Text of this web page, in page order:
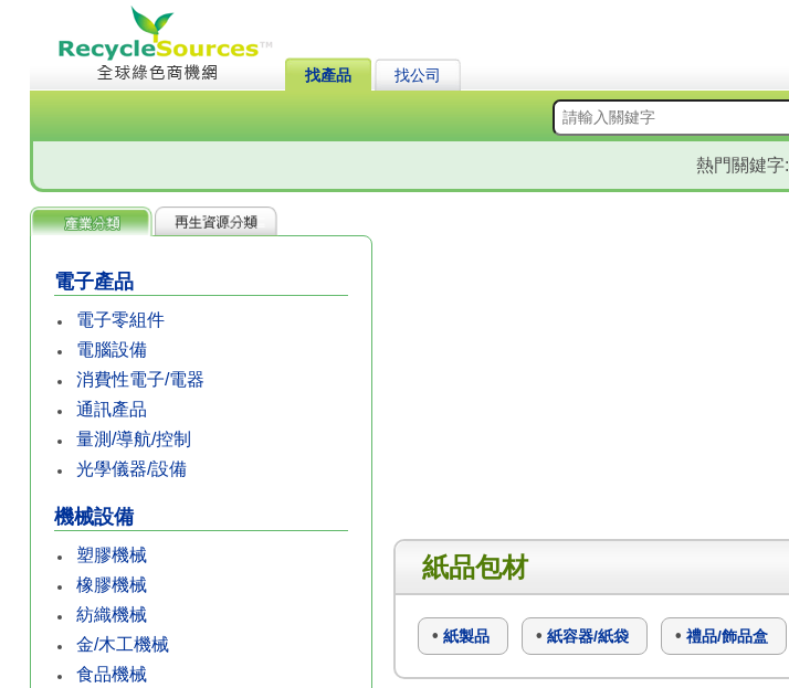
找產品 找公司
熱門關鍵字:
電子產品
電子零組件
電腦設備
消費性電子/電器
通訊產品
量測/導航/控制
光學儀器/設備
機械設備
塑膠機械
橡膠機械
紡織機械
金/木工機械
食品機械
紙品包材
紙製品 紙容器/紙袋 禮品/飾品盒